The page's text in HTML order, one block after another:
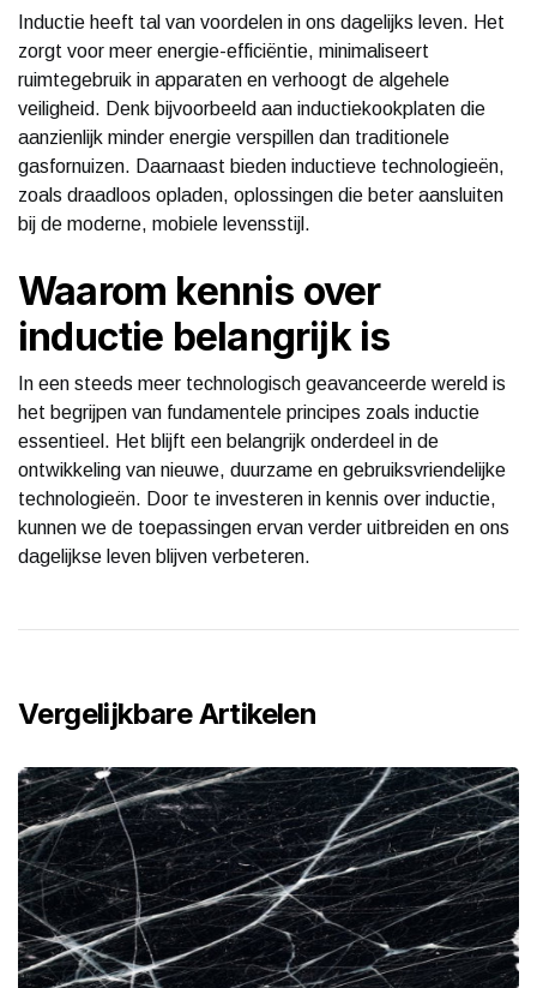
Inductie heeft tal van voordelen in ons dagelijks leven. Het
zorgt voor meer energie-efficiëntie, minimaliseert
ruimtegebruik in apparaten en verhoogt de algehele
veiligheid. Denk bijvoorbeeld aan inductiekookplaten die
aanzienlijk minder energie verspillen dan traditionele
gasfornuizen. Daarnaast bieden inductieve technologieën,
zoals draadloos opladen, oplossingen die beter aansluiten
bij de moderne, mobiele levensstijl.
Waarom kennis over
inductie belangrijk is
In een steeds meer technologisch geavanceerde wereld is
het begrijpen van fundamentele principes zoals inductie
essentieel. Het blijft een belangrijk onderdeel in de
ontwikkeling van nieuwe, duurzame en gebruiksvriendelijke
technologieën. Door te investeren in kennis over inductie,
kunnen we de toepassingen ervan verder uitbreiden en ons
dagelijkse leven blijven verbeteren.
Vergelijkbare Artikelen